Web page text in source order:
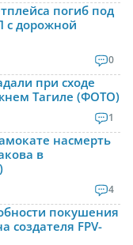
погиб под
с дорожной
0
при сходе
Тагиле (ФОТО)
1
насмерть
в
4
покушения
создателя FPV-